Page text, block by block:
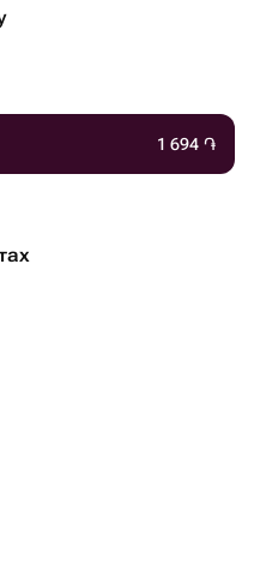
1 694 ֏